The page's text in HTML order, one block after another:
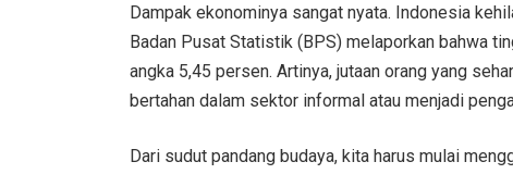
Dampak ekonominya sangat nyata. Indonesia
Badan Pusat Statistik (BPS) melaporkan bahwa
angka 5,45 persen. Artinya, jutaan orang yang
bertahan dalam sektor informal atau menjadi
Dari sudut pandang budaya, kita harus mulai